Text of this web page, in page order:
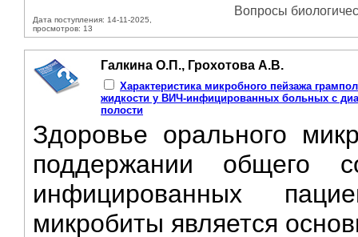
Дата поступления: 14-11-2025,
просмотров: 13
Вопросы
Галкина О.П., Грохотова А.В.
Характеристика микробного пейзажа
жидкости у ВИЧ-инфицированных больных с
полости
Здоровье орального
поддержании общего
инфицированных
микробиты является